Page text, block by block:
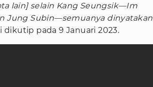
lain] selain Kang Seungsik—Im
Jung Subin—semuanya dinyatakan
pada 9 Januari 2023.